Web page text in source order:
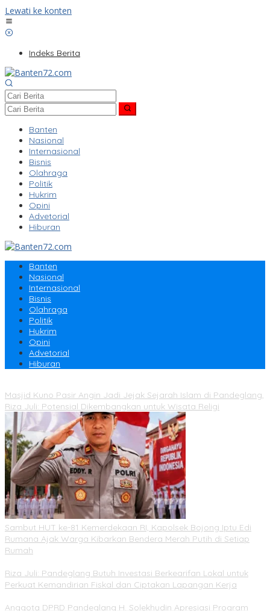
Lewati ke konten
Indeks Berita
Banten
Nasional
Internasional
Bisnis
Olahraga
Politik
Hukrim
Opini
Advetorial
Hiburan
Banten
Nasional
Internasional
Bisnis
Olahraga
Politik
Hukrim
Opini
Advetorial
Hiburan
Masjid Kuno Pasir Angin Jadi Jejak Sejarah Islam di Pandeglang,
Riza Juli: Potensial Dikembangkan untuk Wisata Religi
Sambut HUT ke-81 Kemerdekaan RI, Kapolsek Bojong Iptu Edi
Rumana Ajak Warga Kibarkan Bendera Merah Putih di Setiap
Rumah
Riza Juli: Pandeglang Butuh Investasi Berkearifan Lokal untuk
Perkuat Kemandirian Fiskal dan Ciptakan Lapangan Kerja
Anggota DPRD Pandeglang H. Solekhudin Apresiasi Program